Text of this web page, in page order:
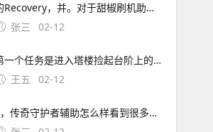
的Recovery，并。对于甜椒刷机助手，这款安卓手机的专用刷机工具，绿茶小编在此为您详细解读其通用刷机教程首先，确保您的设备符合以下条件一部支持的安卓手机，如HTC三星MOTO索爱华为或联想Android手机一条能确保数据传输质量的USB数据线一台可上网的PC电脑，推荐使用台式或笔记本电脑
张三
02-12
第一个任务是进入塔楼捡起台阶上的红围巾，上面是爱丽丝给我们的留言，说他被发现了，被困在了塔顶，让我们去救他，他已经为我们画好了地图捡起地上的把手图纸大门上贴着一张悬赏，国王的女儿失踪了，这个爱丽丝应该就是国王失踪的女儿把；这个 迷题 是两个相同数字相邻时小绿灯就会变亮，目标是
王五
02-12
3，传奇守护者辅助怎么样看到很多人在用他建议朋友您用烈日传奇辅助免费版功能比如有超级不卡，幻影移动，绝对锁定，自动技能，自动释放技能，自动赠送物品，道士挂机打怪，飞捡装备，自动烈火，变速齿轮，等功能支持